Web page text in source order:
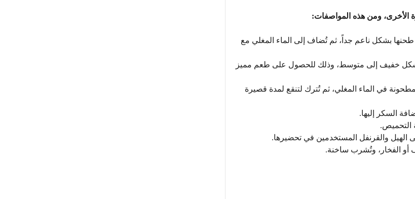
الأخرى، ومن هذه المواصفات:
بشكل ناعم جداً، ثم تُضاف إلى الماء المغلي مع
خفيف إلى متوسط، وذلك للحصول على طعم مميز
في الماء المغلي، ثم تُترك لتنقع لمدة قصيرة
السكر إليها.
التحميص.
إلى الهيل والقرنفل المستخدمين في تحضيرها.
أو الفخار، وتُشرب ساخنة.